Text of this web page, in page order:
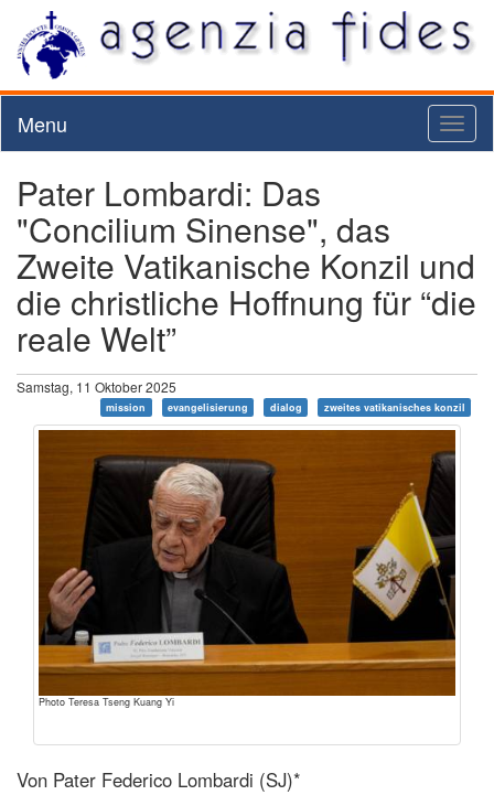
Menu
Pater Lombardi: Das
"Concilium Sinense", das
Zweite Vatikanische Konzil und
die christliche Hoffnung für “die
reale Welt”
Samstag, 11 Oktober 2025
mission evangelisierung dialog zweites vatikanisches konzil
Photo Teresa Tseng Kuang Yi
Von Pater Federico Lombardi (SJ)*